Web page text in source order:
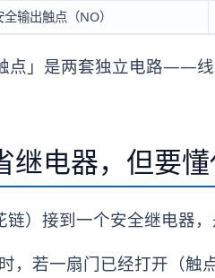
全输出触点（NO）
点」是两套独立电路——线
继电器，但要
）接到一个安全继电器
，若一扇门已经打开（触